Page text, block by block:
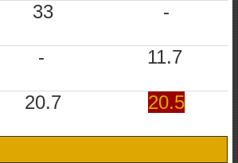
33 -
- 11.7
20.7 20.5